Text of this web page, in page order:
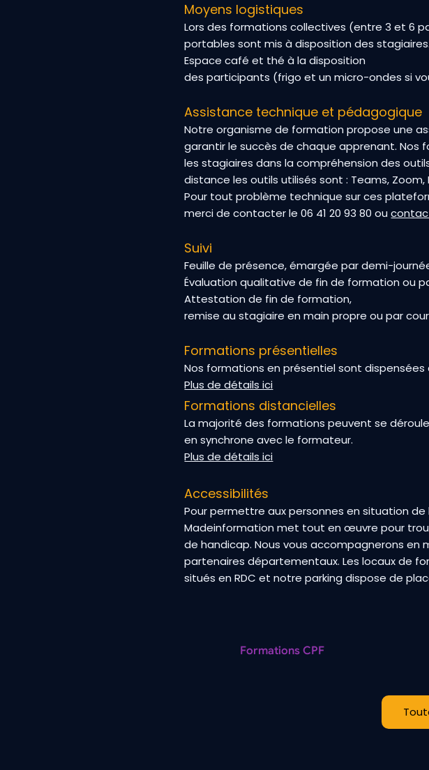
Moyens logistiques
Lors des formations collectives (entre 3 et 6
portables sont mis à disposition des
Espace café et thé à la disposition
des participants (frigo et un micro-ondes si
Assistance technique et pédagogique
Notre organisme de formation propose une
garantir le succès de chaque apprenant.
les stagiaires dans la compréhension des
distance les outils utilisés sont : Teams,
Pour tout problème technique sur ces
merci de contacter le 06 41 20 93 80 ou
Suivi
Feuille de présence, émargée par demi-
Évaluation qualitative de fin de formation ou
Attestation de fin de formation,
remise au stagiaire en main propre ou par
Formations présentielles
Nos formations en présentiel sont dispensées
Plus de détails ici
Formations distancielles
La majorité des formations peuvent se
en synchrone avec le formateur.
Plus de détails ici
Accessibilités
Pour permettre aux personnes en situation
Madeinformation met tout en œuvre pour
de handicap. Nous vous accompagnerons
partenaires départementaux. Les locaux de
situés en RDC et notre parking dispose de
Formations CPF